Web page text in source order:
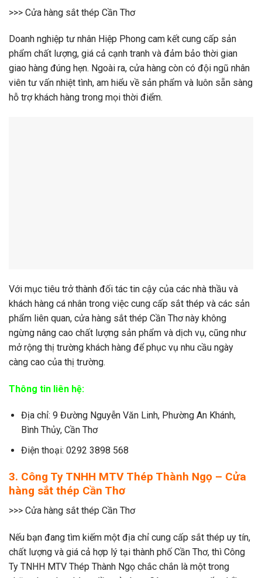
>>> Cửa hàng sắt thép Cần Thơ
Doanh nghiệp tư nhân Hiệp Phong cam kết cung cấp sản
phẩm chất lượng, giá cả cạnh tranh và đảm bảo thời gian
giao hàng đúng hẹn. Ngoài ra, cửa hàng còn có đội ngũ nhân
viên tư vấn nhiệt tình, am hiểu về sản phẩm và luôn sẵn sàng
hỗ trợ khách hàng trong mọi thời điểm.
Với mục tiêu trở thành đối tác tin cậy của các nhà thầu và
khách hàng cá nhân trong việc cung cấp sắt thép và các sản
phẩm liên quan, cửa hàng sắt thép Cần Thơ này không
ngừng nâng cao chất lượng sản phẩm và dịch vụ, cũng như
mở rộng thị trường khách hàng để phục vụ nhu cầu ngày
càng cao của thị trường.
Thông tin liên hệ:
Địa chỉ: 9 Đường Nguyễn Văn Linh, Phường An Khánh,
Bình Thủy, Cần Thơ
Điện thoại: 0292 3898 568
3. Công Ty TNHH MTV Thép Thành Ngọ – Cửa
hàng sắt thép Cần Thơ
>>> Cửa hàng sắt thép Cần Thơ
Nếu bạn đang tìm kiếm một địa chỉ cung cấp sắt thép uy tín,
chất lượng và giá cả hợp lý tại thành phố Cần Thơ, thì Công
Ty TNHH MTV Thép Thành Ngọ chắc chắn là một trong